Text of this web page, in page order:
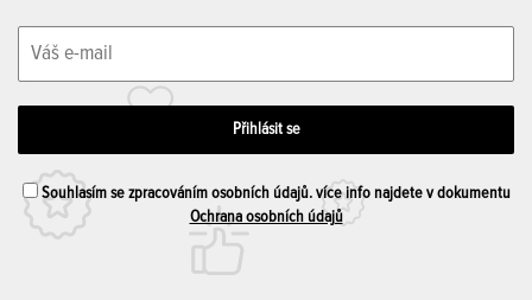
Souhlasím se zpracováním osobních údajů. více info najdete v dokumentu
Ochrana osobních údajů